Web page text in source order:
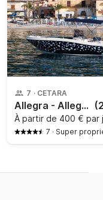
7 · CETARA
Allegra - Allegra
À partir de 400 € par
7 · Super